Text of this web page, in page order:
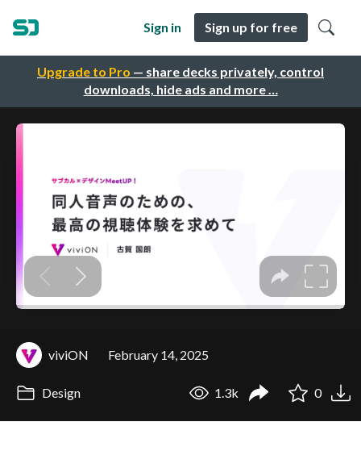
Upgrade to Pro — share decks privately, control
downloads, hide ads and more …
Sign in Sign up for free
viviON February 14, 2025
Design 1.3k 0